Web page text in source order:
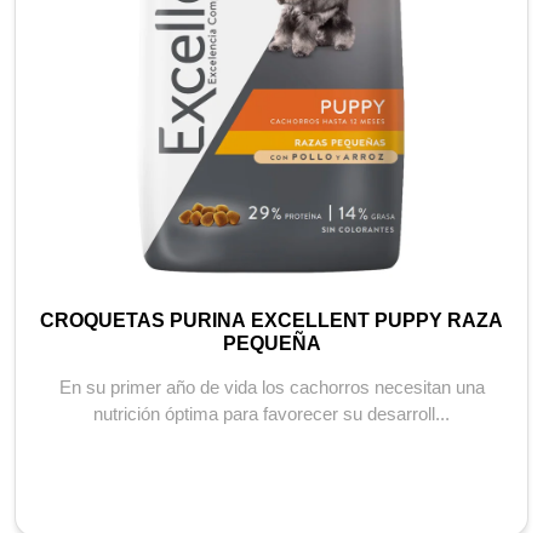
CROQUETAS PURINA EXCELLENT PUPPY RAZA
PEQUEÑA
En su primer año de vida los cachorros necesitan una
nutrición óptima para favorecer su desarroll...